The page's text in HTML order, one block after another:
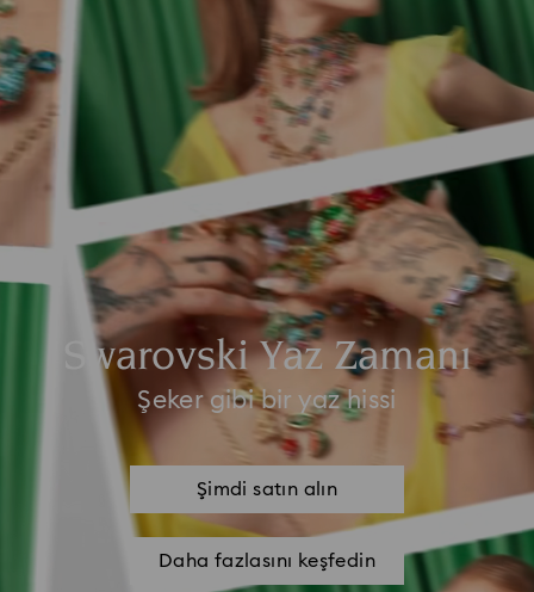
Swarovski Yaz Zamanı
Şeker gibi bir yaz hissi
Şimdi satın alın
Daha fazlasını keşfedin